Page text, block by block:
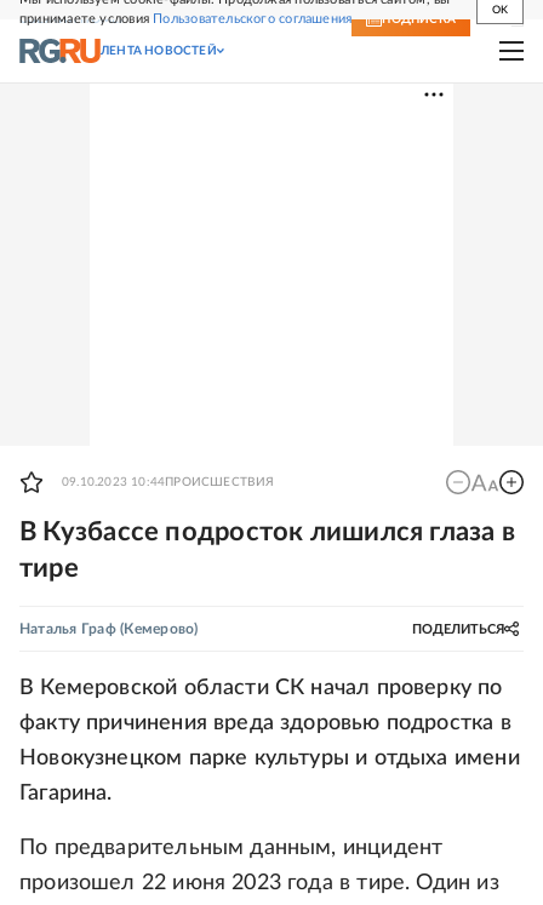
принимаете условия Пользовательского соглашения
OK
СВЕЖИЙ НОМЕР ПОДПИСКА
ЛЕНТА НОВОСТЕЙ
09.10.2023 10:44 ПРОИСШЕСТВИЯ
В Кузбассе подросток лишился глаза в
тире
Наталья Граф(Кемерово) ПОДЕЛИТЬСЯ
В Кемеровской области СК начал проверку по
факту причинения вреда здоровью подростка в
Новокузнецком парке культуры и отдыха имени
Гагарина.
По предварительным данным, инцидент
произошел 22 июня 2023 года в тире. Один из